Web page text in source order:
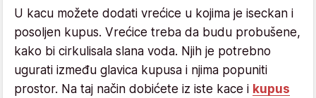
U kacu možete dodati vrećice u kojima je iseckan i
posoljen kupus. Vrećice treba da budu probušene,
kako bi cirkulisala slana voda. Njih je potrebno
ugurati između glavica kupusa i njima popuniti
prostor. Na taj način dobićete iz iste kace i kupus